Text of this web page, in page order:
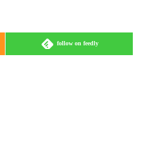
follow on feedly